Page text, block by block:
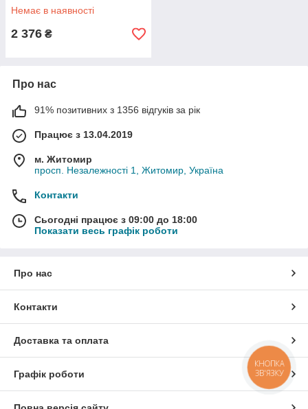
Немає в наявності
2 376 ₴
Про нас
91% позитивних з 1356 відгуків за рік
Працює з 13.04.2019
м. Житомир
просп. Незалежності 1, Житомир, Україна
Контакти
Сьогодні працює з 09:00 до 18:00
Показати весь графік роботи
Про нас
Контакти
Доставка та оплата
Графік роботи
КНОПКА
ЗВ'ЯЗКУ